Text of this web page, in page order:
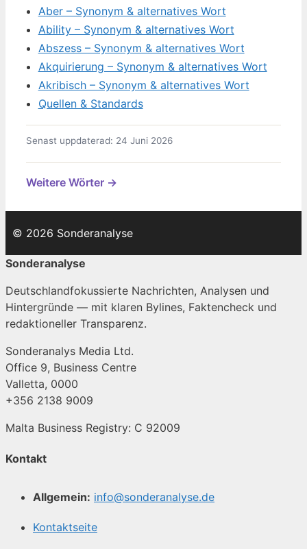
Aber – Synonym & alternatives Wort
Ability – Synonym & alternatives Wort
Abszess – Synonym & alternatives Wort
Akquirierung – Synonym & alternatives Wort
Akribisch – Synonym & alternatives Wort
Quellen & Standards
Senast uppdaterad: 24 Juni 2026
Weitere Wörter →
© 2026 Sonderanalyse
Sonderanalyse
Deutschlandfokussierte Nachrichten, Analysen und
Hintergründe — mit klaren Bylines, Faktencheck und
redaktioneller Transparenz.
Sonderanalys Media Ltd.
Office 9, Business Centre
Valletta, 0000
+356 2138 9009
Malta Business Registry: C 92009
Kontakt
Allgemein: info@sonderanalyse.de
Kontaktseite